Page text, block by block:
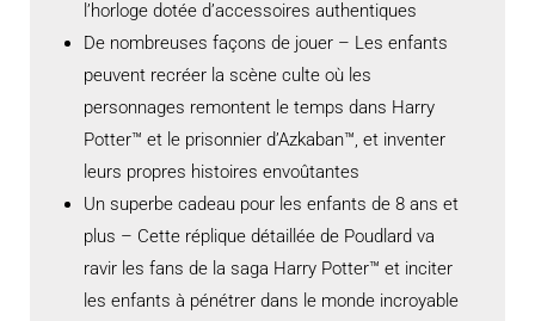
l’horloge dotée d’accessoires authentiques
De nombreuses façons de jouer – Les enfants
peuvent recréer la scène culte où les
personnages remontent le temps dans Harry
Potter™ et le prisonnier d’Azkaban™, et inventer
leurs propres histoires envoûtantes
Un superbe cadeau pour les enfants de 8 ans et
plus – Cette réplique détaillée de Poudlard va
ravir les fans de la saga Harry Potter™ et inciter
les enfants à pénétrer dans le monde incroyable